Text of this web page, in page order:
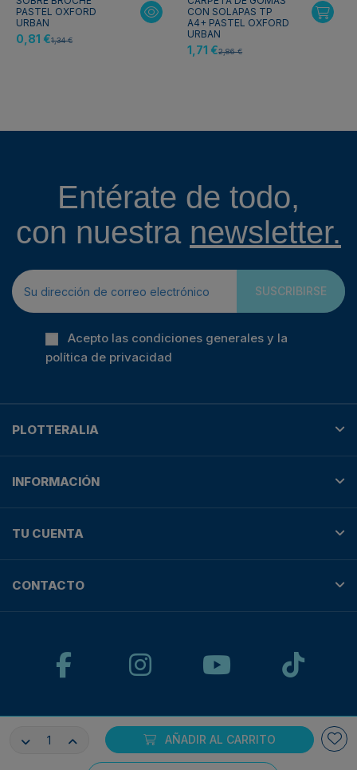
AÑADIR AL CARRITO
PASTEL OXFORD
URBAN
0,81 €1,34 €
CON SOLAPAS TP
A4+ PASTEL OXFORD
URBAN
1,71 €2,86 €
Entérate de todo,
con nuestra newsletter.
SUSCRIBIRSE
Acepto las condiciones generales y la
política de privacidad
PLOTTERALIA
INFORMACIÓN
TU CUENTA
CONTACTO
© Plotteralia